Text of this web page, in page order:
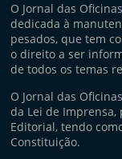
O Jornal das
dedicada à
pesados, que tem
o direito a ser
de todos os temas
O Jornal das
da Lei de
Editorial, tendo
Constituição.